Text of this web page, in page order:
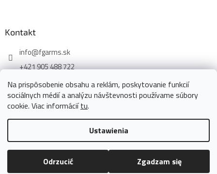
Na prispôsobenie obsahu a reklám, poskytovanie funkcií
sociálnych médií a analýzu návštevnosti používame súbory
cookie. Viac informáciítu.
Ustawienia
Odrzucić Zgadzam się
Kontakt
info@fgarms.sk
+421 905 488 722
Opracował Shoptet
Copyright 2026www.fgarms.eu. Wszystkie prawa
zastrzeżone.
Edytuj ustawienia plików cookie